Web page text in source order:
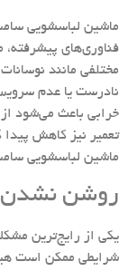
ماشین لباسشویی
فناوری‌های
مختلفی مانند
نادرست یا عدم
خرابی باعث می‌شود
تعمیر نیز کاهش پیدا
ماشین لباسشویی
روشن نشدن
یکی از رایج‌ترین
شرایطی ممکن است